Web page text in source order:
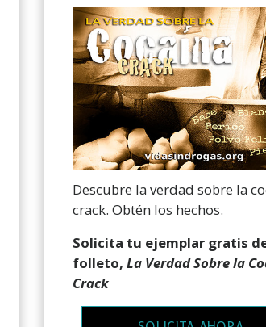
Descubre la verdad sobre la
crack. Obtén los hechos.
Solicita tu ejemplar gratis
folleto,La Verdad Sobre la
Crack